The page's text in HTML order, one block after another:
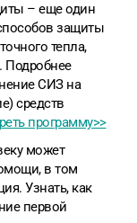
– еще один
защиты
тепла,
Подробнее
СИЗ на
средств
программу>>
может
в том
Узнать, как
первой